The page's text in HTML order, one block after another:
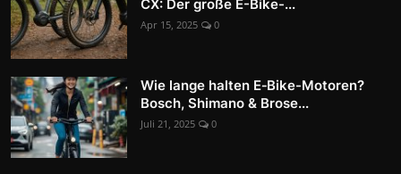
CX: Der große E-Bike-...
Apr 15, 2025 0
Wie lange halten E‑Bike-Motoren?
Bosch, Shimano & Brose...
Juli 21, 2025 0